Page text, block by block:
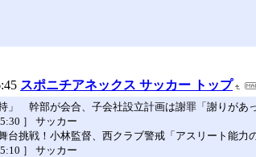
スポニチアネックス サッカー トップ
」 幹部が会合、子会社設立計画は謝罪「謝りがあっ
］ サッカー
挑戦！小林監督、西クラブ警戒「アスリート能力
］ サッカー